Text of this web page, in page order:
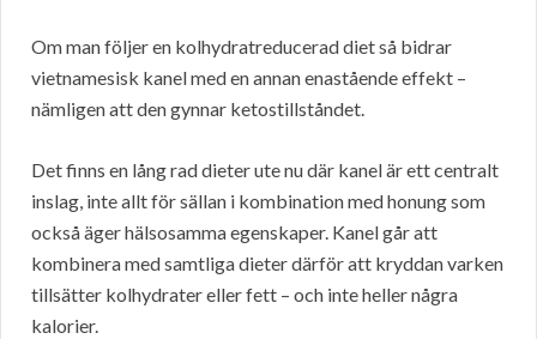
Om man följer en kolhydratreducerad diet så bidrar
vietnamesisk kanel med en annan enastående effekt –
nämligen att den gynnar ketostillståndet.
Det finns en lång rad dieter ute nu där kanel är ett centralt
inslag, inte allt för sällan i kombination med honung som
också äger hälsosamma egenskaper. Kanel går att
kombinera med samtliga dieter därför att kryddan varken
tillsätter kolhydrater eller fett – och inte heller några
kalorier.